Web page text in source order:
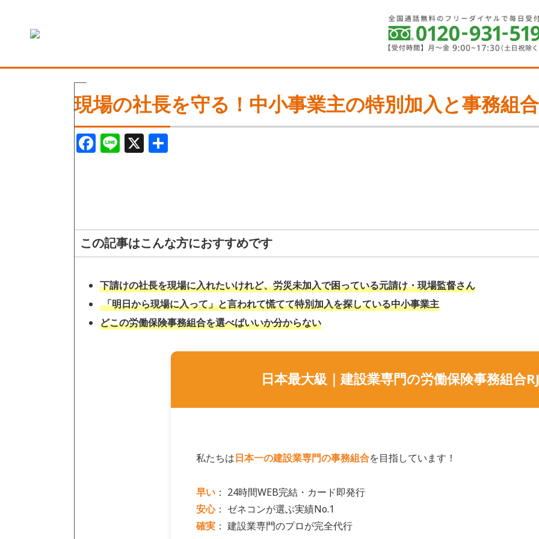
現場の社長を守る！中小事業主の特別加入と事務組
F
a
o
o
k
Li
n
X
この記事はこんな方におすすめです
下請けの社長を現場に入れたいけれど、労災未加入で困っている元請け・現場監督さん
「明日から現場に入って」と言われて慌てて特別加入を探している中小事業主
どこの労働保険事務組合を選べばいいか分からない
日本最大級｜建設業専門の労働保険事務組合
私たちは日本一の建設業専門の事務組合を目指しています！
早い ： 24時間WEB完結・カード即発行
安心： ゼネコンが選ぶ実績No.1
確実 ： 建設業専門のプロが完全代行